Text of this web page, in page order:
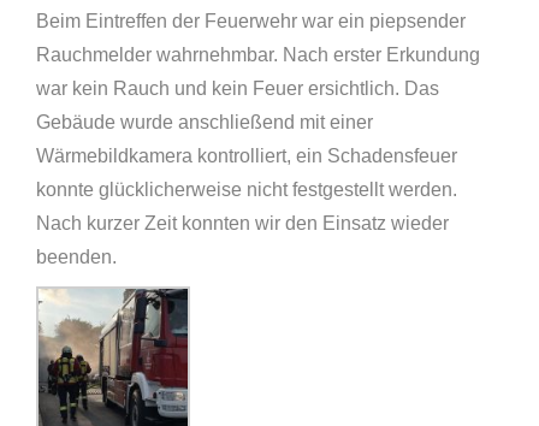
Beim Eintreffen der Feuerwehr war ein piepsender
Rauchmelder wahrnehmbar. Nach erster Erkundung
war kein Rauch und kein Feuer ersichtlich. Das
Gebäude wurde anschließend mit einer
Wärmebildkamera kontrolliert, ein Schadensfeuer
konnte glücklicherweise nicht festgestellt werden.
Nach kurzer Zeit konnten wir den Einsatz wieder
beenden.